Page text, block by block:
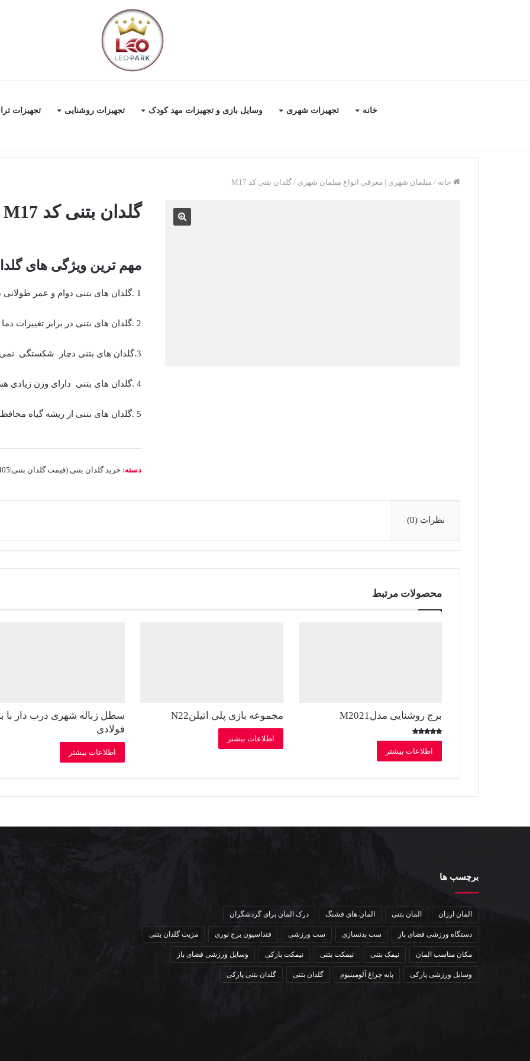
خانه تجهیزات شهری وسایل بازی و تجهیزات مهد کودک تجهیزات روشنایی تجهیزات
خانه / مبلمان شهری | معرفی انواع مبلمان شهری / گلدان بتنی کد M17
گلدان بتنی کد M17
مهم ترین ویژگی های
1 .گلدان های بتنی دوام و عمر طولانی دارند.
2 .گلدان های بتنی در برابر تغییرات دما بسیار مقاوم و مستحکم است.
3.گلدان های بتنی دچار شکستگی نمی شوند و ترک بر نمی دارند.
4 .گلدان های بتنی دارای وزن زیادی هستند.
5 .گلدان های بتنی از ریشه گیاه محافظت می کنند.
دسته: خرید گلدان بتنی (قیمت گلدان بتنی|1405)
نظرات (0)
محصولات مرتبط
برج روشنایی مدلM2021
امتیاز
5.00اطلاعات بیشتر
مجموعه بازی پلی اتیلنN22
اطلاعات بیشتر
سطل زباله شهری درب دار با
فولادی
اطلاعات بیشتر
برچسب ها
المان ارزان المان بتنی المان های قشنگ درک المان برای گردشگران
دستگاه ورزشی فضای باز ست بدنسازی ست ورزشی فنداسیون برج نوری مزیت گلدان بتنی
مکان مناسب المان نیمک بتنی نیمکت بتنی نیمکت پارکی وسایل ورزشی فضای باز
وسایل ورزشی پارکی پایه چراغ آلومینیوم گلدان بتنی گلدان بتنی پارکی